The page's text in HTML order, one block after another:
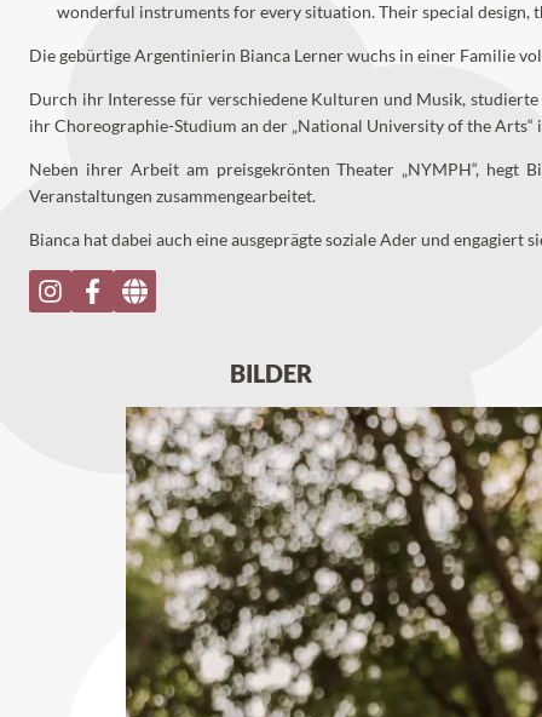
wonderful instruments for every situation. Their special
Die gebürtige Argentinierin Bianca Lerner wuchs in einer Familie
Durch ihr Interesse für verschiedene Kulturen und Musik,
ihr Choreographie-Studium an der „National University of the
Neben ihrer Arbeit am preisgekrönten Theater „NYMPH“, hegt
Veranstaltungen zusammengearbeitet.
Bianca hat dabei auch eine ausgeprägte soziale Ader und
BILDER